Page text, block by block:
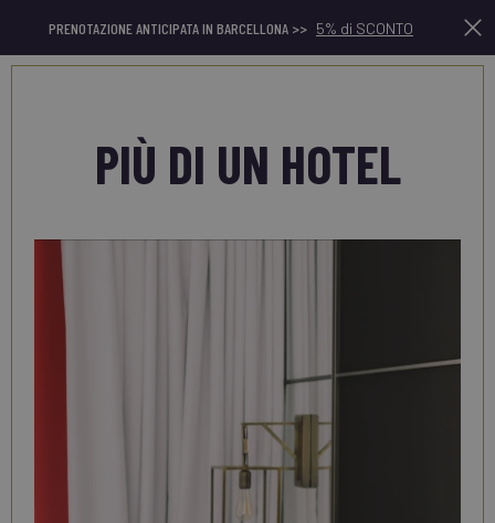
PRENOTAZIONE ANTICIPATA IN BARCELLONA >> 5% di SCONTO It
PIÙ DI UN HOTEL